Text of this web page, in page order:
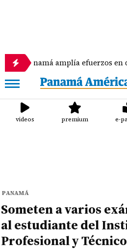
amplía efuerzos en defensa de
videos premium e-
PANAMÁ
Someten a varios
al estudiante del
Profesional y